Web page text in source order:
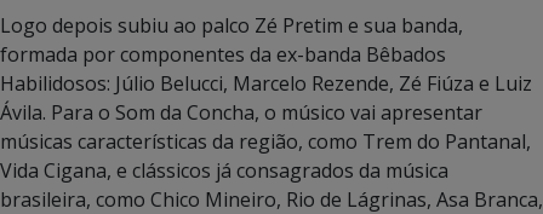
Logo depois subiu ao palco Zé Pretim e sua banda,
formada por componentes da ex-banda Bêbados
Habilidosos: Júlio Belucci, Marcelo Rezende, Zé Fiúza e Luiz
Ávila. Para o Som da Concha, o músico vai apresentar
músicas características da região, como Trem do Pantanal,
Vida Cigana, e clássicos já consagrados da música
brasileira, como Chico Mineiro, Rio de Lágrinas, Asa Branca,